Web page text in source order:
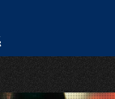
English